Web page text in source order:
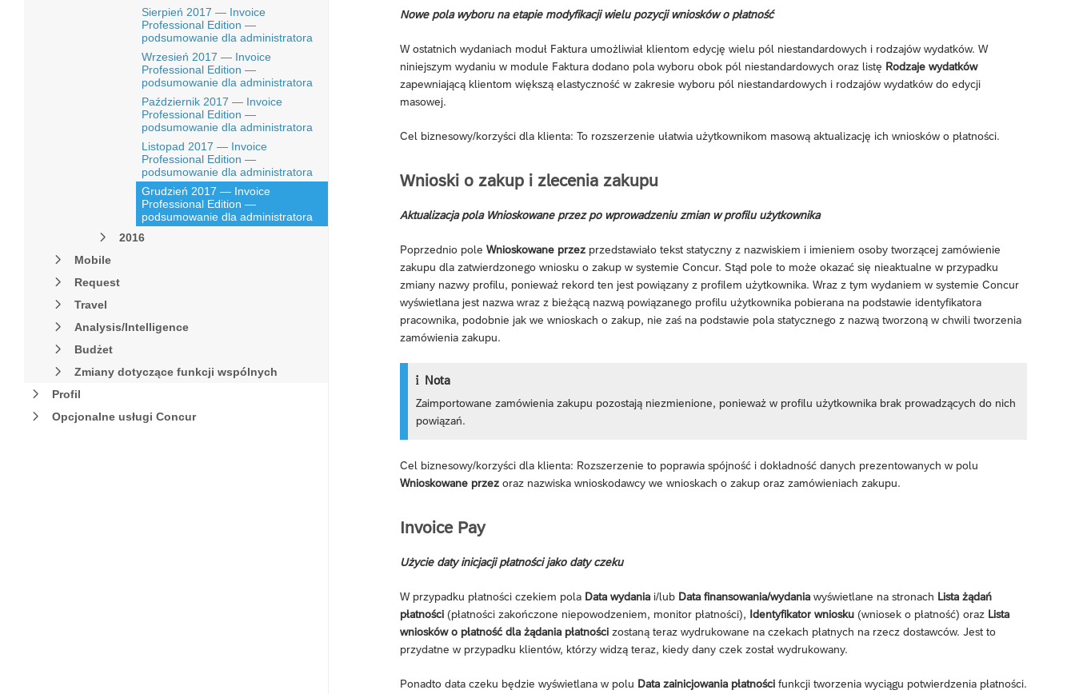
Sierpień 2017 — Invoice
Professional Edition —
podsumowanie dla administratora
Wrzesień 2017 — Invoice
Professional Edition —
podsumowanie dla administratora
Październik 2017 — Invoice
Professional Edition —
podsumowanie dla administratora
Listopad 2017 — Invoice
Professional Edition —
podsumowanie dla administratora
Grudzień 2017 — Invoice
Professional Edition —
podsumowanie dla administratora
2016
Mobile
Request
Travel
Analysis/Intelligence
Budżet
Zmiany dotyczące funkcji wspólnych
Profil
Opcjonalne usługi Concur
Nowe pola wyboru na etapie modyfikacji wielu pozycji wniosków o płatność
W ostatnich wydaniach moduł Faktura umożliwiał klientom edycję wielu pól niestandardowych i rodzajów wydatków. W
niniejszym wydaniu w module Faktura dodano pola wyboru obok pól niestandardowych oraz listę Rodzaje wydatków
zapewniającą klientom większą elastyczność w zakresie wyboru pól niestandardowych i rodzajów wydatków do edycji
masowej.
Cel biznesowy/korzyści dla klienta: To rozszerzenie ułatwia użytkownikom masową aktualizację ich wniosków o płatności.
Wnioski o zakup i zlecenia zakupu
Aktualizacja pola Wnioskowane przez po wprowadzeniu zmian w profilu użytkownika
Poprzednio pole Wnioskowane przez przedstawiało tekst statyczny z nazwiskiem i imieniem osoby tworzącej zamówienie
zakupu dla zatwierdzonego wniosku o zakup w systemie Concur. Stąd pole to może okazać się nieaktualne w przypadku
zmiany nazwy profilu, ponieważ rekord ten jest powiązany z profilem użytkownika. Wraz z tym wydaniem w systemie Concur
wyświetlana jest nazwa wraz z bieżącą nazwą powiązanego profilu użytkownika pobierana na podstawie identyfikatora
pracownika, podobnie jak we wnioskach o zakup, nie zaś na podstawie pola statycznego z nazwą tworzoną w chwili tworzenia
zamówienia zakupu.
Nota
Zaimportowane zamówienia zakupu pozostają niezmienione, ponieważ w profilu użytkownika brak prowadzących do nich
powiązań.
Cel biznesowy/korzyści dla klienta: Rozszerzenie to poprawia spójność i dokładność danych prezentowanych w polu
Wnioskowane przez oraz nazwiska wnioskodawcy we wnioskach o zakup oraz zamówieniach zakupu.
Invoice Pay
Użycie daty inicjacji płatności jako daty czeku
W przypadku płatności czekiem pola Data wydania i/lub Data finansowania/wydania wyświetlane na stronach Lista żądań
płatności (płatności zakończone niepowodzeniem, monitor płatności), Identyfikator wniosku (wniosek o płatność) oraz Lista
wniosków o płatność dla żądania płatności zostaną teraz wydrukowane na czekach płatnych na rzecz dostawców. Jest to
przydatne w przypadku klientów, którzy widzą teraz, kiedy dany czek został wydrukowany.
Ponadto data czeku będzie wyświetlana w polu Data zainicjowania płatności funkcji tworzenia wyciągu potwierdzenia płatności.